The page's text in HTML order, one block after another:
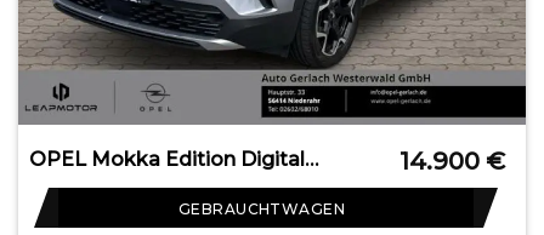
OPEL Mokka Edition Digitales Cockpit LED Apple CarPla 14.900 €
GEBRAUCHTWAGEN